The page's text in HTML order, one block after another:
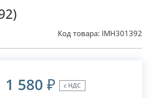
Код товара: IMH301392
1 580 ₽ с НДС